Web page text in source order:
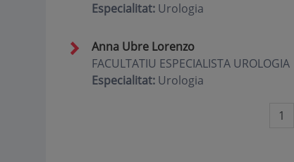
Especialitat: Urologia
Anna Ubre Lorenzo
FACULTATIU ESPECIALISTA UROLOGIA
Especialitat: Urologia
1